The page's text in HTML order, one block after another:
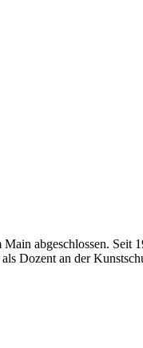
abgeschlossen. Seit
Dozent an der